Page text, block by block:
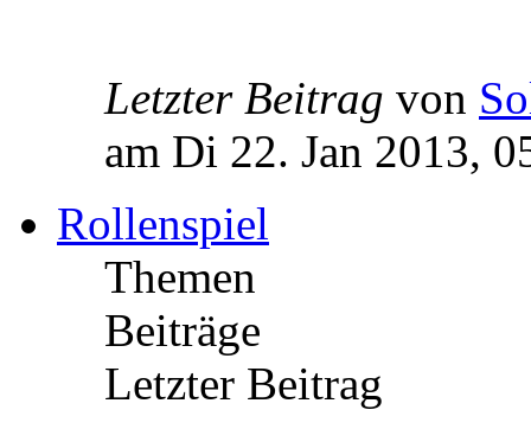
Letzter Beitrag von
am Di 22. Jan 2013,
Rollenspiel
Themen
Beiträge
Letzter Beitrag